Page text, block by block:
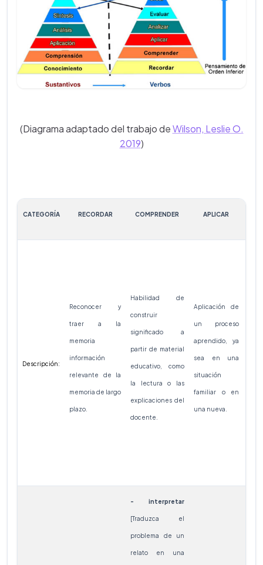
(Diagrama adaptado del trabajo deWilson, Leslie O.
2019)
CATEGORÍA RECORDAR COMPRENDER APLICAR
Descripción:
Reconocer y
traer a la
memoria
información
relevante de la
memoria de largo
plazo.
Habilidad de
construir
significado a
partir de material
educativo, como
la lectura o las
explicaciones del
docente.
Aplicación de
un proceso
aprendido, ya
sea en una
situación
familiar o en
una nueva.
- interpretar
[Traduzca el
problema de un
relato en una